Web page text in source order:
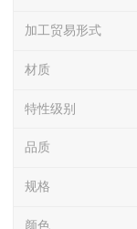
加工贸易形式
材质
特性级别
品质
规格
颜色